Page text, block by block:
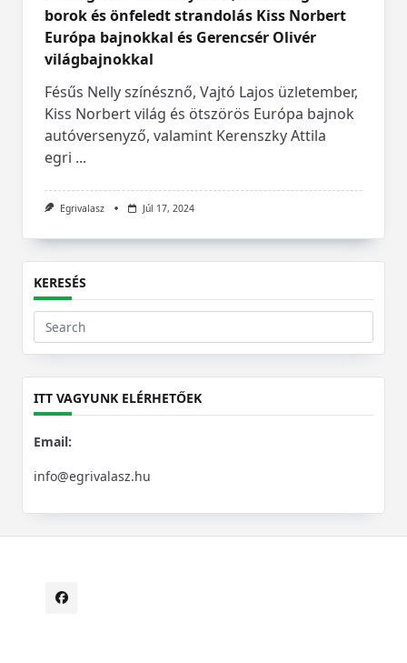
borok és önfeledt strandolás Kiss Norbert
Európa bajnokkal és Gerencsér Olivér
világbajnokkal
Fésűs Nelly színésznő, Vajtó Lajos üzletember,
Kiss Norbert világ és ötszörös Európa bajnok
autóversenyző, valamint Kerenszky Attila
egri ...
Egrivalasz Júl 17, 2024
KERESÉS
Search
for:
ITT VAGYUNK ELÉRHETŐEK
Email:
info@egrivalasz.hu